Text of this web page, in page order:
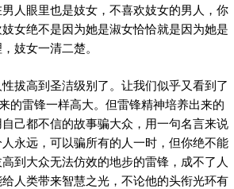
人眼里也是妓女，不喜欢妓女的男人，你
女绝不是因为她是淑女恰恰就是因为她是
妓女一清二楚。
拔高到圣洁级别了。让我们似乎又看到了
的雷锋一样高大。但雷锋精神培养出来的
己都不信的故事骗大众，用一句名言来说
永远，可以骗所有的人一时，但你绝不能
到大众无法仿效的地步的雷锋，成不了人
人类带来智慧之光，不论他的头衔光环有